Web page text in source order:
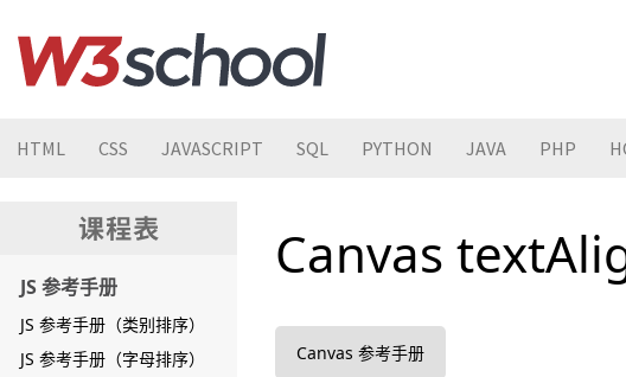
HTML CSS JAVASCRIPT SQL PYTHON JAVA PHP
JS 参考手册
JS 参考手册（类别排序）
JS 参考手册（字母排序）
Canvas
Canvas 参考手册